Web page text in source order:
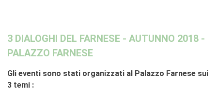
3 DIALOGHI DEL FARNESE - AUTUNNO 2018 -
PALAZZO FARNESE
Gli eventi sono stati organizzati al Palazzo Farnese sui
3 temi :